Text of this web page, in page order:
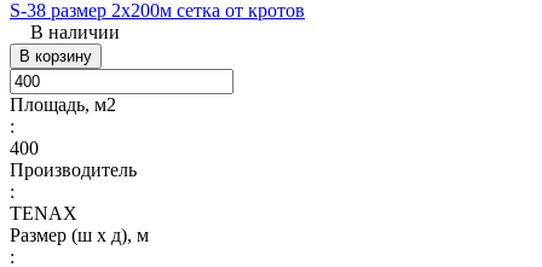
S-38 размер 2х200м сетка от кротов
В наличии
В корзину
Площадь, м2
:
400
Производитель
:
TENAX
Размер (ш х д), м
: